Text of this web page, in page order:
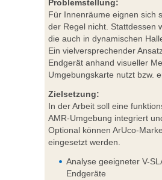
Problemstellung:
Für Innenräume eignen sich
der Regel nicht. Stattdessen
die auch in dynamischen
Ein vielversprechender
Endgerät anhand visueller
Umgebungskarte nutzt bzw.
Zielsetzung:
In der Arbeit soll eine
AMR-Umgebung integriert
Optional können ArUco-
eingesetzt werden.
Analyse geeigneter V-
Endgeräte